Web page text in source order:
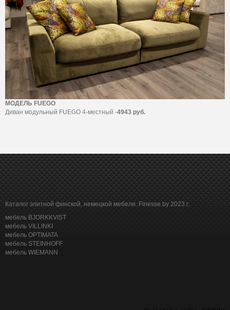
МОДЕЛЬ FUEGO
Диван модульный FUEGO 4-местный -4943 руб.
Каталог элитной финской, немецкой мебели. Finesse.by 2023 г.
мебель BJORKKVIST
мебель VILLINKI
мебель OPTIMATA
мебель STEINHOFF
мебель WIEMANN